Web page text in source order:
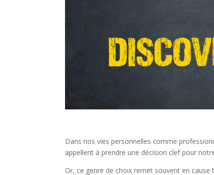
Dans nos vies personnelles comme
appellent à prendre une décision clef pour
Or, ce genre de choix remet souvent en